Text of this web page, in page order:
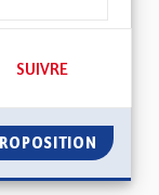
50 ABONNÉS
SUIVRE